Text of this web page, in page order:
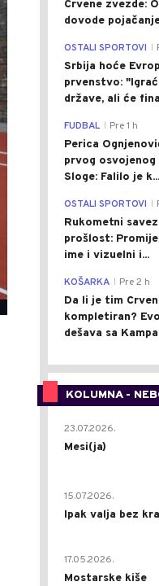
Crvene zvezde:
dovode
OSTALI SPORTOVI
Srbija hoće
prvenstvo:
države, ali će
FUDBAL Pre 1 h
Perica
prvog osvojenog
Sloge: Falilo je k...
OSTALI SPORTOVI
Rukometni
prošlost:
ime i vizuelni i...
KOŠARKA Pre 2 h
Da li je tim
kompletiran?
dešava sa
KOLUMNA -
23.07.2026.
Mesi(ja)
15.07.2026.
Ipak valja bez
17.05.2026.
Mostarske kiše